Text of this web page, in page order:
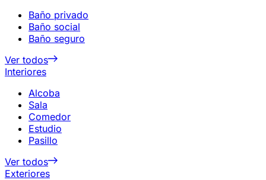
Baño privado
Baño social
Baño seguro
Ver todos
Interiores
Alcoba
Sala
Comedor
Estudio
Pasillo
Ver todos
Exteriores